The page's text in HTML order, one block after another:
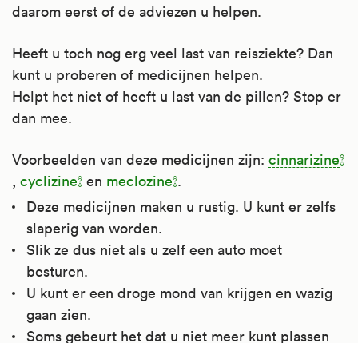
daarom eerst of de adviezen u helpen.
Heeft u toch nog erg veel last van reisziekte? Dan
kunt u proberen of medicijnen helpen.
Helpt het niet of heeft u last van de pillen? Stop er
dan mee.
Voorbeelden van deze medicijnen zijn: cinnarizine
, cyclizine en meclozine .
Deze medicijnen maken u rustig. U kunt er zelfs
slaperig van worden.
Slik ze dus niet als u zelf een auto moet
besturen.
U kunt er een droge mond van krijgen en wazig
gaan zien.
Soms gebeurt het dat u niet meer kunt plassen